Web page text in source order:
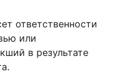
ответственности
или
в результате